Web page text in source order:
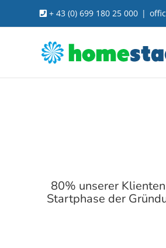
+ 43 (0) 699 180 25 000 |
80% unserer
Startphase der